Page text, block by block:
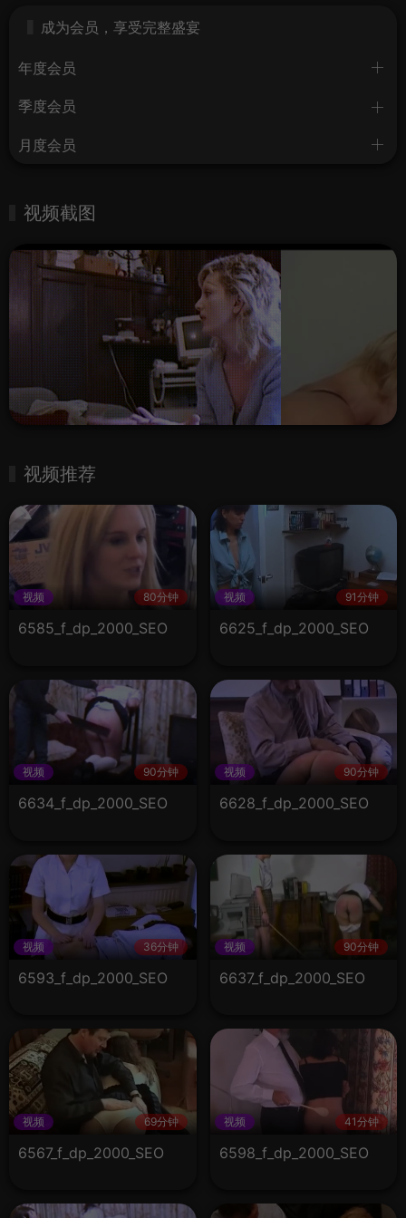
成为会员，享受完整盛宴
年度会员
季度会员
月度会员
视频截图
视频推荐
视频 80分钟
6585_f_dp_2000_SEO
视频 91分钟
6625_f_dp_2000_SEO
视频 90分钟
6634_f_dp_2000_SEO
视频 90分钟
6628_f_dp_2000_SEO
视频 36分钟
6593_f_dp_2000_SEO
视频 90分钟
6637_f_dp_2000_SEO
视频 69分钟
6567_f_dp_2000_SEO
视频 41分钟
6598_f_dp_2000_SEO